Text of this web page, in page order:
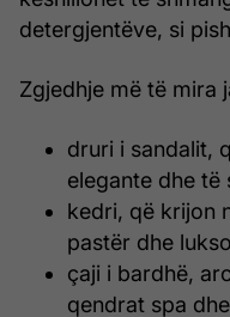
detergjentëve, si
Zgjedhje më të mira
druri i sandalit,
elegante dhe të
kedri, që krijon
pastër dhe
çaji i bardhë,
qendrat spa